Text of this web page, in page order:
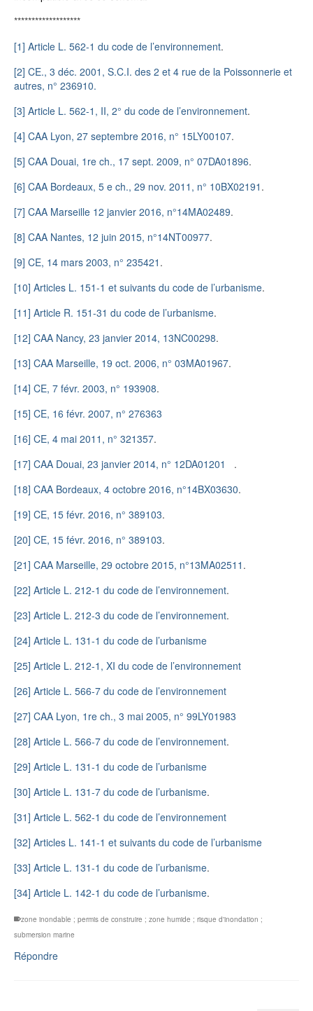
*******************
[1] Article L. 562-1 du code de l’environnement.
[2] CE., 3 déc. 2001, S.C.I. des 2 et 4 rue de la Poissonnerie et
autres, n° 236910.
[3] Article L. 562-1, II, 2° du code de l’environnement.
[4] CAA Lyon, 27 septembre 2016, n° 15LY00107.
[5] CAA Douai, 1re ch., 17 sept. 2009, n° 07DA01896.
[6] CAA Bordeaux, 5 e ch., 29 nov. 2011, n° 10BX02191 .
[7] CAA Marseille 12 janvier 2016, n°14MA02489.
[8] CAA Nantes, 12 juin 2015, n°14NT00977.
[9] CE, 14 mars 2003, n° 235421 .
[10] Articles L. 151-1 et suivants du code de l’urbanisme.
[11] Article R. 151-31 du code de l’urbanisme.
[12] CAA Nancy, 23 janvier 2014, 13NC00298.
[13] CAA Marseille, 19 oct. 2006, n° 03MA01967.
[14] CE, 7 févr. 2003, n° 193908.
[15] CE, 16 févr. 2007, n° 276363
[16] CE, 4 mai 2011, n° 321357.
[17] CAA Douai, 23 janvier 2014, n° 12DA01201
.
[18] CAA Bordeaux, 4 octobre 2016, n°14BX03630.
[19] CE, 15 févr. 2016, n° 389103.
[20] CE, 15 févr. 2016, n° 389103.
[21] CAA Marseille, 29 octobre 2015, n°13MA02511 .
[22] Article L. 212-1 du code de l’environnement.
[23] Article L. 212-3 du code de l’environnement.
[24] Article L. 131-1 du code de l’urbanisme
[25] Article L. 212-1, XI du code de l’environnement
[26] Article L. 566-7 du code de l’environnement
[27] CAA Lyon, 1re ch., 3 mai 2005, n° 99LY01983
[28] Article L. 566-7 du code de l’environnement.
[29] Article L. 131-1 du code de l’urbanisme
[30] Article L. 131-7 du code de l’urbanisme.
[31] Article L. 562-1 du code de l’environnement
[32] Articles L. 141-1 et suivants du code de l’urbanisme
[33] Article L. 131-1 du code de l’urbanisme.
[34] Article L. 142-1 du code de l’urbanisme.
zone inondable ; permis de construire ; zone humide ; risque d'inondation ;
submersion marine
Répondre